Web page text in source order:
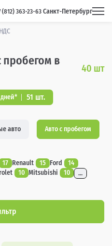
(812) 363-23-63 Санкт-Петербург
пробегом в
40 шт
дней* 51 шт.
авто Авто с пробегом
17 Renault 15 Ford
14
10 Mitsubishi 10 ...